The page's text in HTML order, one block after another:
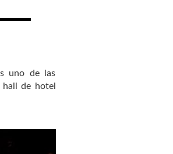
uno de las
de hotel